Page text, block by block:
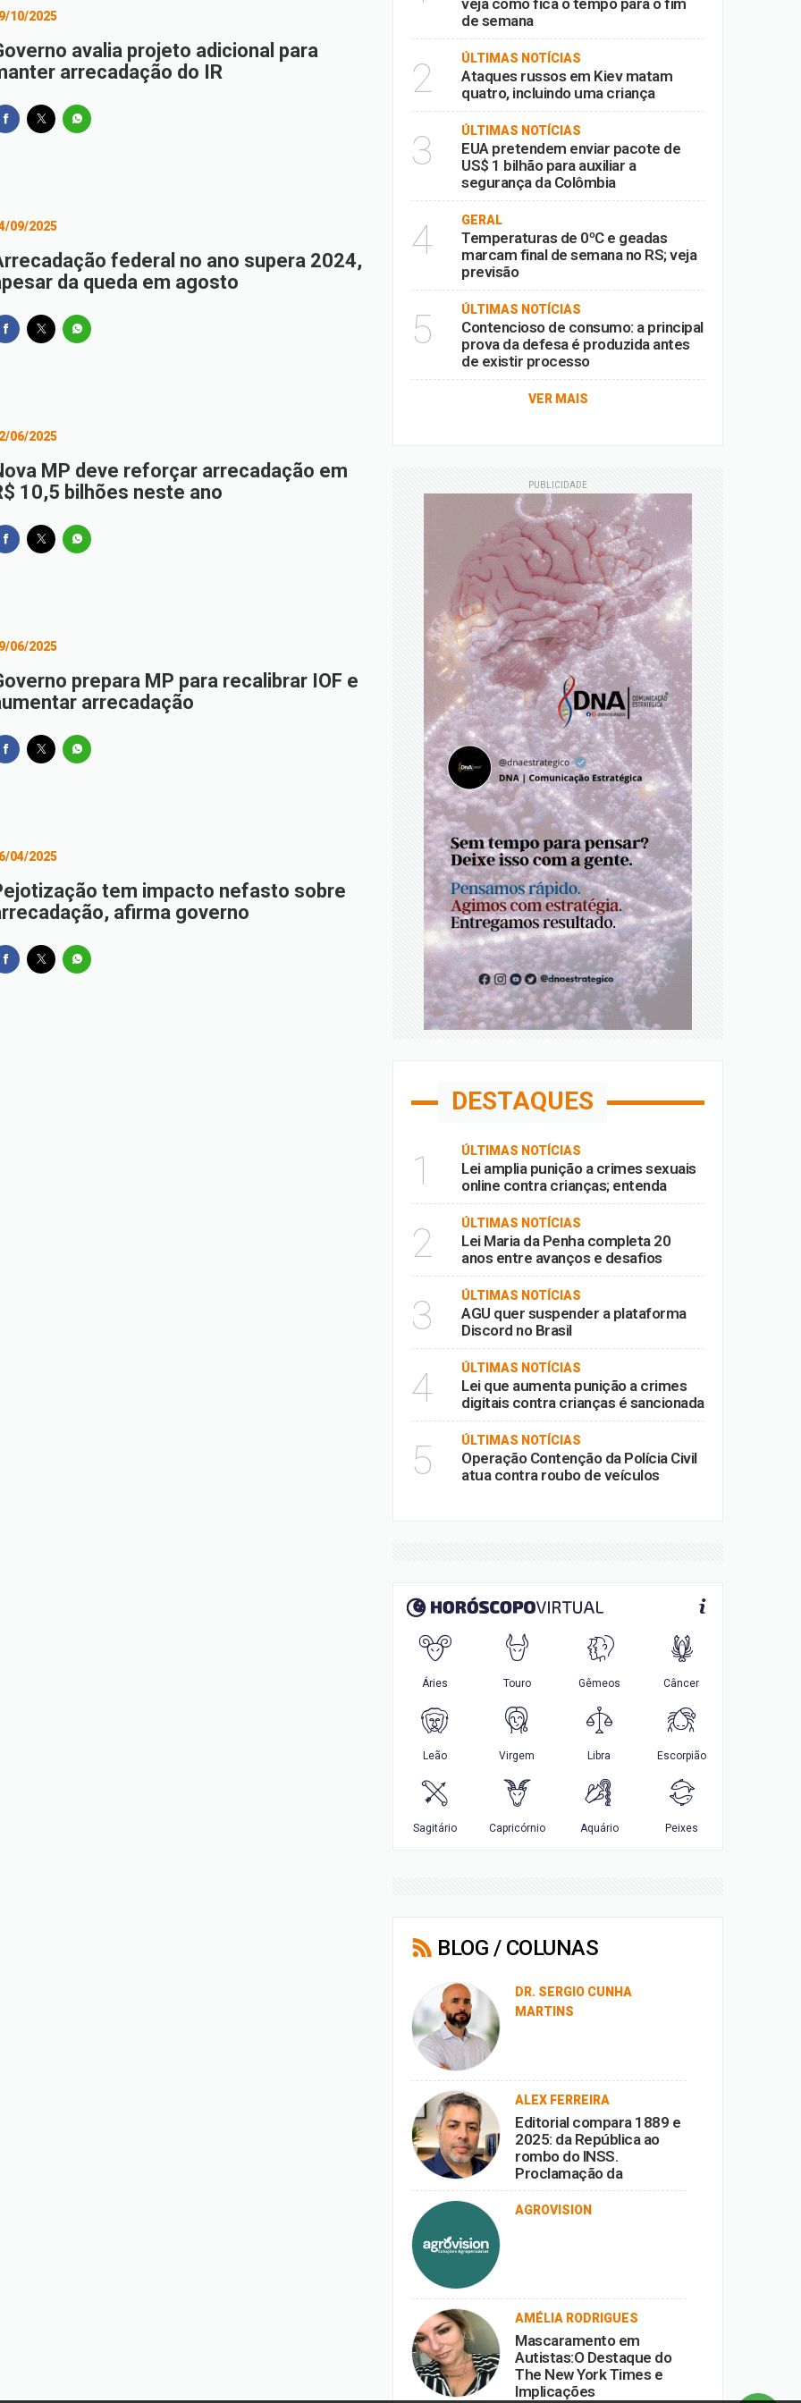
10/2025
avalia projeto adicional para
arrecadação do IR
09/2025
federal no ano supera 2024,
da queda em agosto
06/2025
MP deve reforçar arrecadação em
10,5 bilhões neste ano
06/2025
prepara MP para recalibrar IOF e
arrecadação
04/2025
tem impacto nefasto sobre
afirma governo
veja como fica o tempo para o fim
de semana
2 ÚLTIMAS NOTÍCIAS
Ataques russos em Kiev matam
quatro, incluindo uma criança
3 ÚLTIMAS NOTÍCIAS
EUA pretendem enviar pacote de
US$ 1 bilhão para auxiliar a
segurança da Colômbia
4 GERAL
Temperaturas de 0ºC e geadas
marcam final de semana no RS; veja
previsão
5 ÚLTIMAS NOTÍCIAS
Contencioso de consumo: a principal
prova da defesa é produzida antes
de existir processo
VER MAIS
PUBLICIDADE
DESTAQUES
1 ÚLTIMAS NOTÍCIAS
Lei amplia punição a crimes sexuais
online contra crianças; entenda
2 ÚLTIMAS NOTÍCIAS
Lei Maria da Penha completa 20
anos entre avanços e desafios
3 ÚLTIMAS NOTÍCIAS
AGU quer suspender a plataforma
Discord no Brasil
4 ÚLTIMAS NOTÍCIAS
Lei que aumenta punição a crimes
digitais contra crianças é sancionada
5 ÚLTIMAS NOTÍCIAS
Operação Contenção da Polícia Civil
atua contra roubo de veículos
BLOG / COLUNAS
DR. SERGIO CUNHA
MARTINS
ALEX FERREIRA
Editorial compara 1889 e
2025: da República ao
rombo do INSS.
Proclamação da
República vira ironia
diante da corrupção.
AGROVISION
AMÉLIA RODRIGUES
Mascaramento em
Autistas:O Destaque do
The New York Times e
Implicações